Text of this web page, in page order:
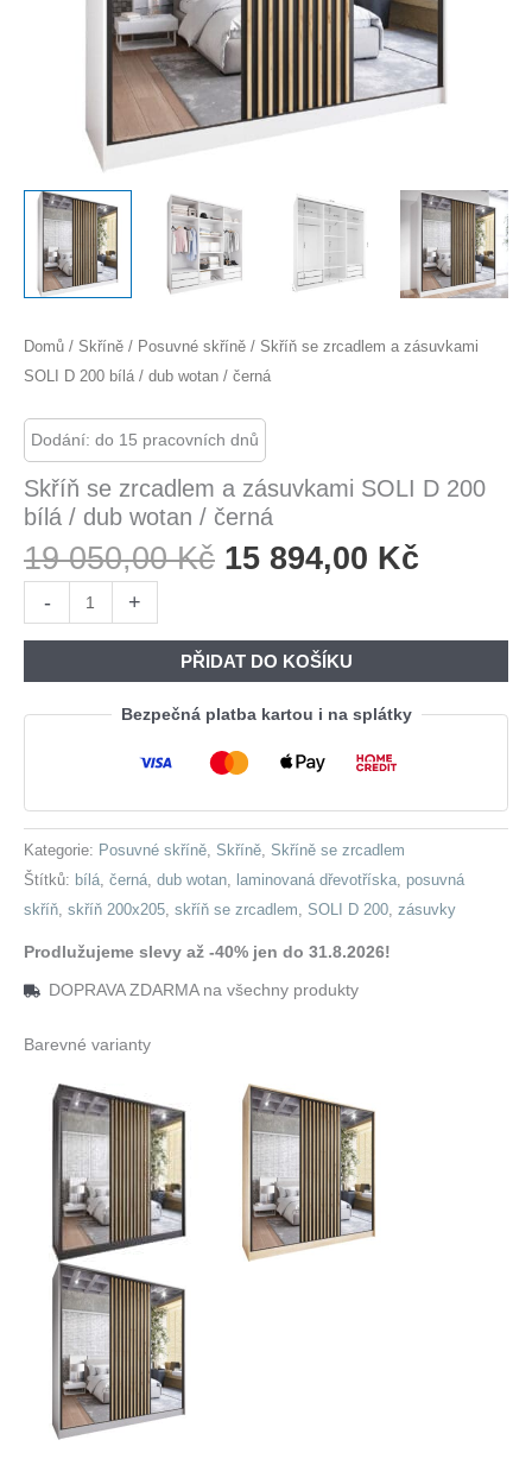
Domů / Skříně / Posuvné skříně / Skříň se zrcadlem a zásuvkami
SOLI D 200 bílá / dub wotan / černá
Dodání: do 15 pracovních dnů
Skříň se zrcadlem a zásuvkami SOLI D 200
bílá / dub wotan / černá
19 050,00Kč Původní
19
050,00 Kč.
15 894,00 Kč
894,00
-
se
a
zásuvkami
bílá
/
dub
wotan
/
černá
+
PŘIDAT DO KOŠÍKU
Bezpečná platba kartou i na splátky
Kategorie: Posuvné skříně, Skříně, Skříně se zrcadlem
Štítků: bílá, černá, dub wotan, laminovaná dřevotříska, posuvná
skříň, skříň 200x205, skříň se zrcadlem, SOLI D 200, zásuvky
Prodlužujeme slevy až -40% jen do 31.8.2026!
DOPRAVA ZDARMA na všechny produkty
Barevné varianty